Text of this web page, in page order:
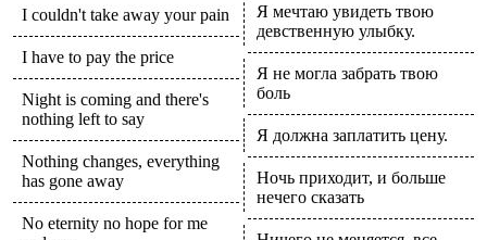
I couldn't take away your pain
I have to pay the price
Night is coming and there's
nothing left to say
Nothing changes, everything
has gone away
No eternity no hope for me
Я мечтаю увидеть твою
девственную улыбку.
Я не могла забрать твою
боль
Я должна заплатить цену.
Ночь приходит, и больше
нечего сказать